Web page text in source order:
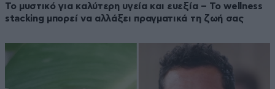
Το μυστικό για καλύτερη υγεία και ευεξία – Το wellness
stacking μπορεί να αλλάξει πραγματικά τη ζωή σας